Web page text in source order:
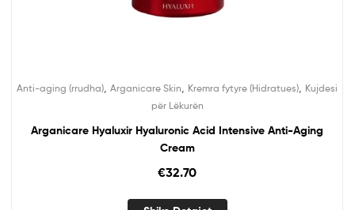
Anti-aging (rrudha) Arganicare Skin Kremra fytyre (Hidratues) Kujdesi
për Lëkurën
Arganicare Hyaluxir Hyaluronic Acid Intensive Anti-Aging
Cream
€32.70